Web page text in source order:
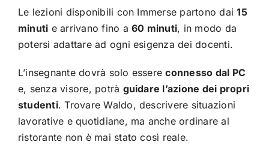
Le lezioni disponibili con Immerse partono dai15
minuti e arrivano fino a60 minuti, in modo da
potersi adattare ad ogni esigenza dei docenti.
L’insegnante dovrà solo essereconnesso dal PC
e, senza visore, potrà guidare l’azione dei propri
studenti. Trovare Waldo, descrivere situazioni
lavorative e quotidiane, ma anche ordinare al
ristorante non è mai stato così reale.